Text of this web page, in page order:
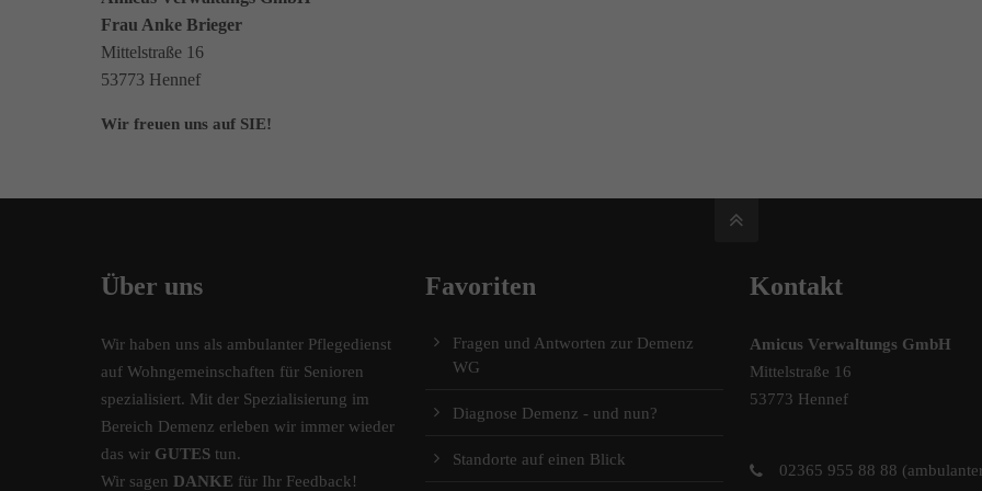
Frau Anke Brieger
Mittelstraße 16
53773 Hennef
Wir freuen uns auf SIE!
Über uns
Wir haben uns als ambulanter Pflegedienst
auf Wohngemeinschaften für Senioren
spezialisiert. Mit der Spezialisierung im
Bereich Demenz erleben wir immer wieder
das wir GUTES tun.
Wir sagen DANKE für Ihr Feedback!
Favoriten
Fragen und Antworten zur Demenz
WG
Diagnose Demenz - und nun?
Standorte auf einen Blick
Kontakt
Amicus Verwaltungs GmbH
Mittelstraße 16
53773 Hennef
02365 955 88 88